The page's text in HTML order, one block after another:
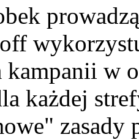
kampanii w
każdej
zasady